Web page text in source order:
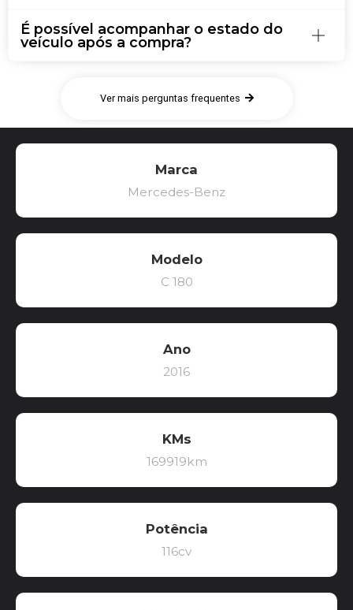
É possível acompanhar o estado do
veículo após a compra?
Ver mais perguntas frequentes
Marca
Mercedes-Benz
Modelo
C 180
Ano
2016
KMs
169919km
Potência
116cv